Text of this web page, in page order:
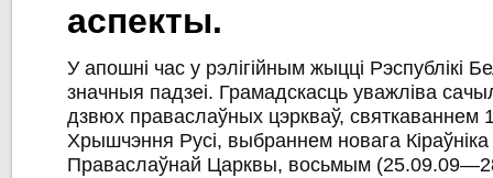
аспекты.
У апошні час у рэлігійным жыцці Рэспублікі
значныя падзеі. Грамадскасць уважліва
дзвюх праваслаўных цэркваў, святкаваннем
Хрышчэння Русі, выбраннем новага
Праваслаўнай Царквы, восьмым